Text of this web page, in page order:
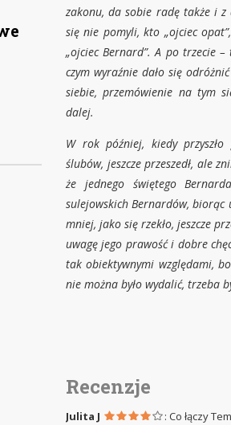
zakonu, da sobie radę także i
się nie pomyli, kto „ojciec
„ojciec Bernard”. A po trzecie
czym wyraźnie dało się
siebie, przemó­wienie na tym
dalej.
W rok później, kiedy
ślubów, jeszcze przeszedł, ale
że jednego świętego
sulejowskich Bernardów,
mniej, jako się rzekło, jeszcze
uwagę jego prawość i dobre
tak obiektywnymi względami,
nie można było wydalić, trzeba
Recenzje
Julita J
: Co łączy